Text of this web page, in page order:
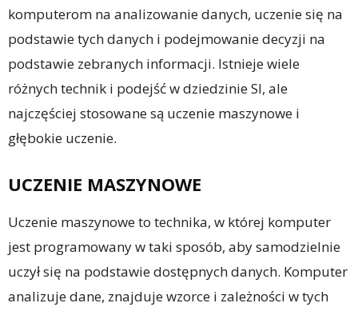
komputerom na analizowanie danych, uczenie się na
podstawie tych danych i podejmowanie decyzji na
podstawie zebranych informacji. Istnieje wiele
różnych technik i podejść w dziedzinie SI, ale
najczęściej stosowane są uczenie maszynowe i
głębokie uczenie.
UCZENIE MASZYNOWE
Uczenie maszynowe to technika, w której komputer
jest programowany w taki sposób, aby samodzielnie
uczył się na podstawie dostępnych danych. Komputer
analizuje dane, znajduje wzorce i zależności w tych